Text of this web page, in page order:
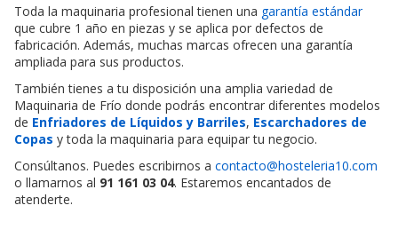
Toda la maquinaria profesional tienen una garantía estándar
que cubre 1 año en piezas y se aplica por defectos de
fabricación. Además, muchas marcas ofrecen una garantía
ampliada para sus productos.
También tienes a tu disposición una amplia variedad de
Maquinaria de Frío donde podrás encontrar diferentes modelos
de Enfriadores de Líquidos y Barriles, Escarchadores de
Copas y toda la maquinaria para equipar tu negocio.
Consúltanos. Puedes escribirnos a contacto@hosteleria10.com
o llamarnos al 91 161 03 04. Estaremos encantados de
atenderte.